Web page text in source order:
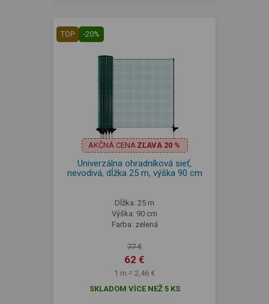
TOP -20%
AKČNÁ CENA ZĽAVA 20 %
Univerzálna ohradníková sieť,
nevodivá, dĺžka 25 m, výška 90 cm
Dĺžka: 25 m
Výška: 90 cm
Farba: zelená
77 €
62 €
1 m = 2,46 €
SKLADOM VÍCE NEŽ 5 KS